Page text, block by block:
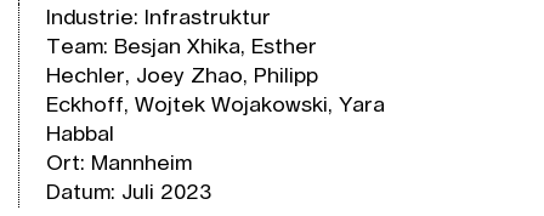
Industrie:
Infrastruktur
Team: Besjan Xhika, Esther
Hechler, Joey Zhao, Philipp
Eckhoff, Wojtek Wojakowski, Yara
Habbal
Ort: Mannheim
Datum: Juli 2023